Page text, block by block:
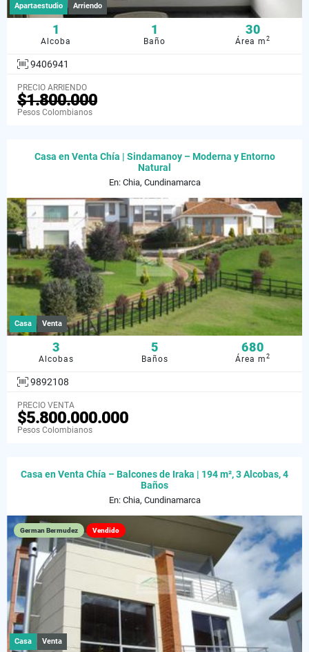
Apartaestudio Arriendo
1
Alcoba
1
Baño
30
Área m2
9406941
PRECIO ARRIENDO
$1.800.000
Pesos Colombianos
Casa en Venta Chía | Sindamanoy – Moderna y Entorno
Natural
En: Chia, Cundinamarca
Casa Venta
3
Alcobas
5
Baños
680
Área m2
9892108
PRECIO VENTA
$5.800.000.000
Pesos Colombianos
Casa en Venta Chía – Balcones de Iraka | 194 m², 3 Alcobas, 4
Baños
En: Chia, Cundinamarca
German Bermudez Vendido
Casa Venta